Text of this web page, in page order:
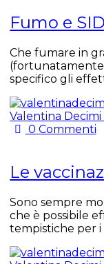
Fumo e
Che fumare in
specifico gli
Valentina Decimi
0 Commenti
Le
Sono sempre
che è possibile
tempistiche per i